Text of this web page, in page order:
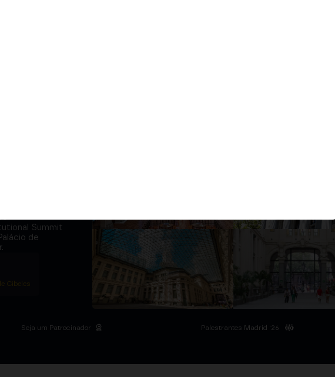
e o
na
Summit
de
Cibeles
Seja um Patrocinador Palestrantes Madrid '26